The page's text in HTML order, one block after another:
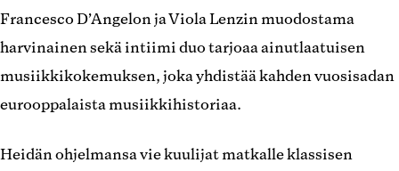
Francesco D’Angelon ja Viola Lenzin muodostama
harvinainen sekä intiimi duo tarjoaa ainutlaatuisen
musiikkikokemuksen, joka yhdistää kahden vuosisadan
eurooppalaista musiikkihistoriaa.
Heidän ohjelmansa vie kuulijat matkalle klassisen